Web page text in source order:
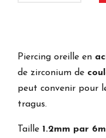
Piercing oreille en
de zirconium de
peut convenir pour
tragus.
Taille 1.2mm par